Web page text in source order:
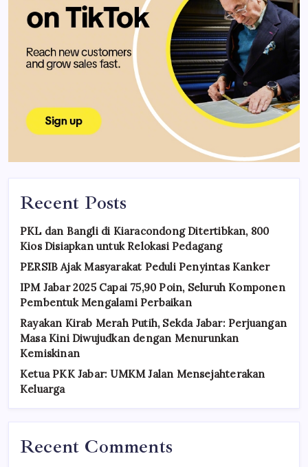
Recent Posts
PKL dan Bangli di Kiaracondong Ditertibkan, 800
Kios Disiapkan untuk Relokasi Pedagang
PERSIB Ajak Masyarakat Peduli Penyintas Kanker
IPM Jabar 2025 Capai 75,90 Poin, Seluruh Komponen
Pembentuk Mengalami Perbaikan
Rayakan Kirab Merah Putih, Sekda Jabar: Perjuangan
Masa Kini Diwujudkan dengan Menurunkan
Kemiskinan
Ketua PKK Jabar: UMKM Jalan Mensejahterakan
Keluarga
Recent Comments